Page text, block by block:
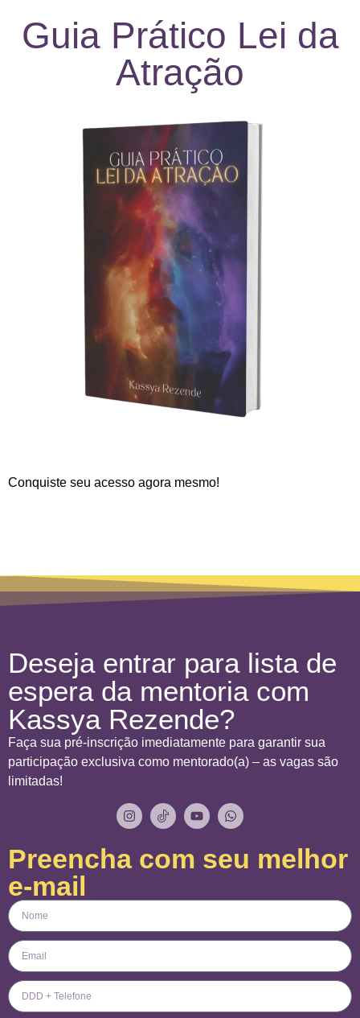
Guia Prático Lei da
Atração
Conquiste seu acesso agora mesmo!
Deseja entrar para lista de
espera da mentoria com
Kassya Rezende?
Faça sua pré-inscrição imediatamente para garantir sua
participação exclusiva como mentorado(a) – as vagas são
limitadas!
Preencha com seu melhor
e-mail